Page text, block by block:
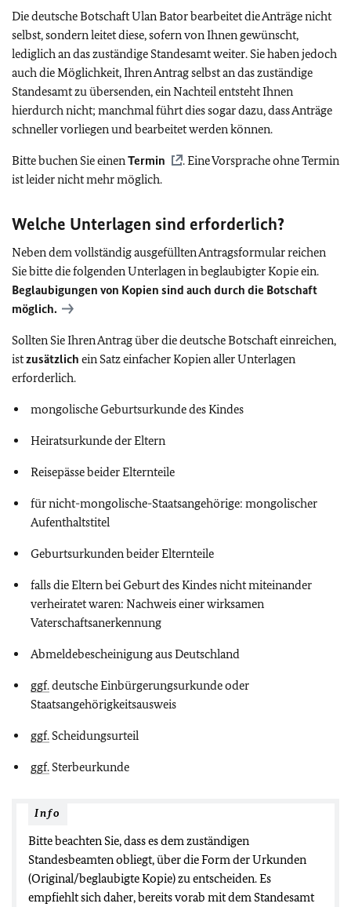
Die deutsche Botschaft Ulan Bator bearbeitet die Anträge nicht
selbst, sondern leitet diese, sofern von Ihnen gewünscht,
lediglich an das zuständige Standesamt weiter. Sie haben jedoch
auch die Möglichkeit, Ihren Antrag selbst an das zuständige
Standesamt zu übersenden, ein Nachteil entsteht Ihnen
hierdurch nicht; manchmal führt dies sogar dazu, dass Anträge
schneller vorliegen und bearbeitet werden können.
Bitte buchen Sie einenTermin
. Eine Vorsprache ohne Termin
ist leider nicht mehr möglich.
Welche Unterlagen sind erforderlich?
Neben dem vollständig ausgefüllten Antragsformular reichen
Sie bitte die folgenden Unterlagen in beglaubigter Kopie ein.
Beglaubigungen von Kopien sind auch durch die Botschaft
möglich.
Sollten Sie Ihren Antrag über die deutsche Botschaft einreichen,
istzusätzlich ein Satz einfacher Kopien aller Unterlagen
erforderlich.
mongolische Geburtsurkunde des Kindes
Heiratsurkunde der Eltern
Reisepässe beider Elternteile
für nicht-mongolische-Staatsangehörige: mongolischer
Aufenthaltstitel
Geburtsurkunden beider Elternteile
falls die Eltern bei Geburt des Kindes nicht miteinander
verheiratet waren: Nachweis einer wirksamen
Vaterschaftsanerkennung
Abmeldebescheinigung aus Deutschland
ggf.deutsche Einbürgerungsurkunde oder
Staatsangehörigkeitsausweis
ggf. Scheidungsurteil
ggf. Sterbeurkunde
Info
Bitte beachten Sie, dass es dem zuständigen
Standesbeamten obliegt, über die Form der Urkunden
(Original/beglaubigte Kopie) zu entscheiden. Es
empfiehlt sich daher, bereits vorab mit dem Standesamt